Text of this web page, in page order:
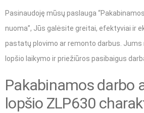
Pasinaudoję mūsų paslauga
nuoma”, Jūs galėsite greitai, efektyviai ir
pastatų plovimo ar remonto darbus. Jums
lopšio laikymo ir priežiūros pasibaigus
Pakabinamos darbo
lopšio ZLP630